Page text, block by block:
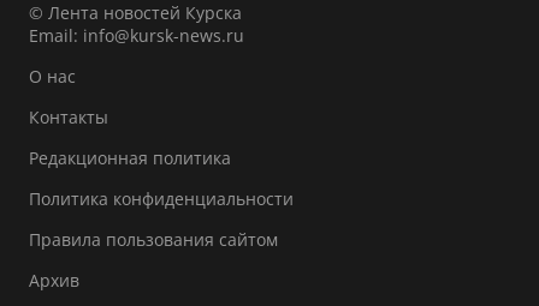
© Лента новостей Курска
Email: info@kursk-news.ru
О нас
Контакты
Редакционная политика
Политика конфиденциальности
Правила пользования сайтом
Архив